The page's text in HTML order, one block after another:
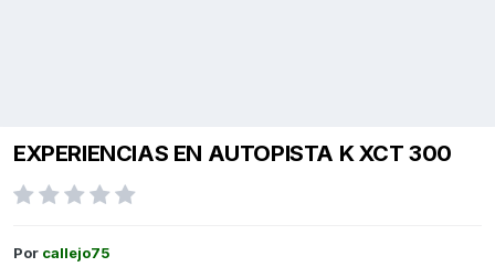
EXPERIENCIAS EN AUTOPISTA K XCT 300
Por callejo75